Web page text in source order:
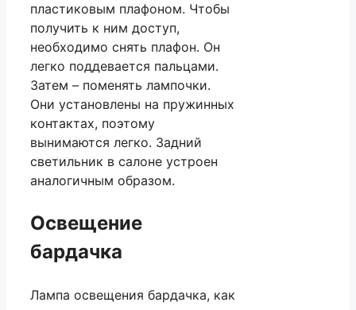
пластиковым плафоном. Чтобы
получить к ним доступ,
необходимо снять плафон. Он
легко поддевается пальцами.
Затем – поменять лампочки.
Они установлены на пружинных
контактах, поэтому
вынимаются легко. Задний
светильник в салоне устроен
аналогичным образом.
Освещение
бардачка
Лампа освещения бардачка, как